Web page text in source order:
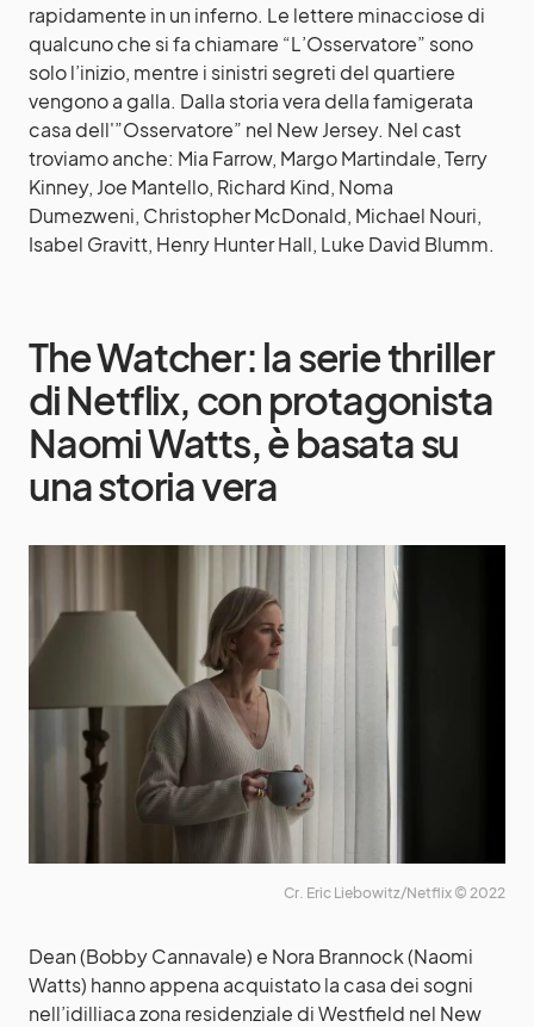
rapidamente in un inferno. Le lettere minacciose di
qualcuno che si fa chiamare “L’Osservatore” sono
solo l’inizio, mentre i sinistri segreti del quartiere
vengono a galla. Dalla storia vera della famigerata
casa dell'”Osservatore” nel New Jersey. Nel cast
troviamo anche: Mia Farrow, Margo Martindale, Terry
Kinney, Joe Mantello, Richard Kind, Noma
Dumezweni, Christopher McDonald, Michael Nouri,
Isabel Gravitt, Henry Hunter Hall, Luke David Blumm.
The Watcher: la serie thriller
di Netflix, con protagonista
Naomi Watts, è basata su
una storia vera
Cr. Eric Liebowitz/Netflix © 2022
Dean (Bobby Cannavale) e Nora Brannock (Naomi
Watts) hanno appena acquistato la casa dei sogni
nell’idilliaca zona residenziale di Westfield nel New